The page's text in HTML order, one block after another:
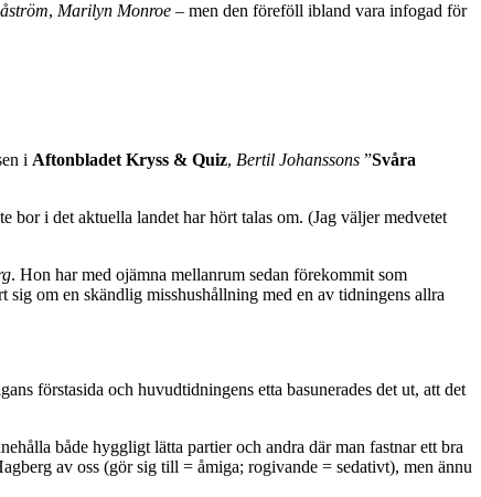
, Marilyn Monroe – men den föreföll ibland vara infogad för
i Aftonbladet Kryss & Quiz, Bertil Johanssons ”Svåra
bor i det aktuella landet har hört talas om. (Jag väljer medvetet
. Hon har med ojämna mellanrum sedan förekommit som
om en skändlig misshushållning med en av tidningens allra
förstasida och huvudtidningens etta basunerades det ut, att det
både hyggligt lätta partier och andra där man fastnar ett bra
av oss (gör sig till = åmiga; rogivande = sedativt), men ännu